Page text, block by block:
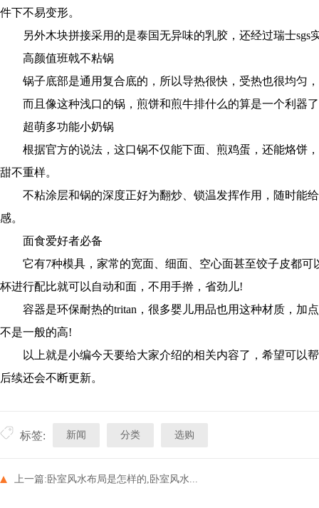
件下不易变形。
另外木块拼接采用的是泰国无异味的乳胶，还经过瑞士sgs
高颜值班戟不粘锅
锅子底部是通用复合底的，所以导热很快，受热也很均匀，
而且像这种浅口的锅，煎饼和煎牛排什么的算是一个利器了
超萌多功能小奶锅
根据官方的说法，这口锅不仅能下面、煎鸡蛋，还能烙饼
甜不重样。
不粘涂层和锅的深度正好为翻炒、锁温发挥作用，随时能
感。
面食爱好者必备
它有7种模具，家常的宽面、细面、空心面甚至饺子皮都可
杯进行配比就可以自动和面，不用手擀，省劲儿!
容器是环保耐热的tritan，很多婴儿用品也用这种材质，加
不是一般的高!
以上就是小编今天要给大家介绍的相关内容了，希望可以
后续还会不断更新。
标签: 新闻 分类 选购
上一篇: 卧室风水布局是怎样的,卧室风水...